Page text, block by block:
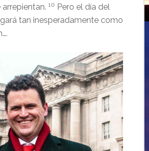
10 Pero el día del
tan inesperadamente como